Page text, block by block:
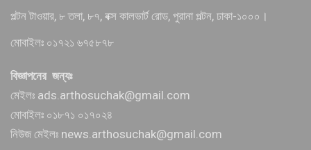
পল্টন টাওয়ার, ৮ তলা, ৮৭, বক্স কালভার্ট রোড, পুরানা পল্টন, ঢাকা-১০০০।
মোবাইলঃ ০১৭২১ ৬৭৫৮৭৮
বিজ্ঞাপনের জন্যঃ
মেইলঃ ads.arthosuchak@gmail.com
মোবাইলঃ ০১৮৭১ ০১৭০২৪
নিউজ মেইলঃ news.arthosuchak@gmail.com